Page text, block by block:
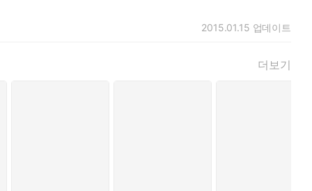
2015.01.15 업데이트
더보기